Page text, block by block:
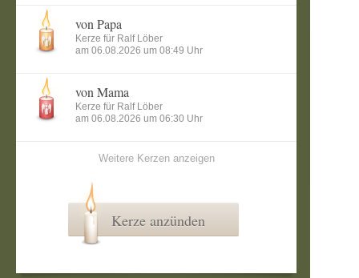
von Papa
Kerze für Ralf Löber
am 06.08.2026 um 08:49 Uhr
von Mama
Kerze für Ralf Löber
am 06.08.2026 um 06:30 Uhr
Weitere Kerzen anzeigen
Kerze anzünden